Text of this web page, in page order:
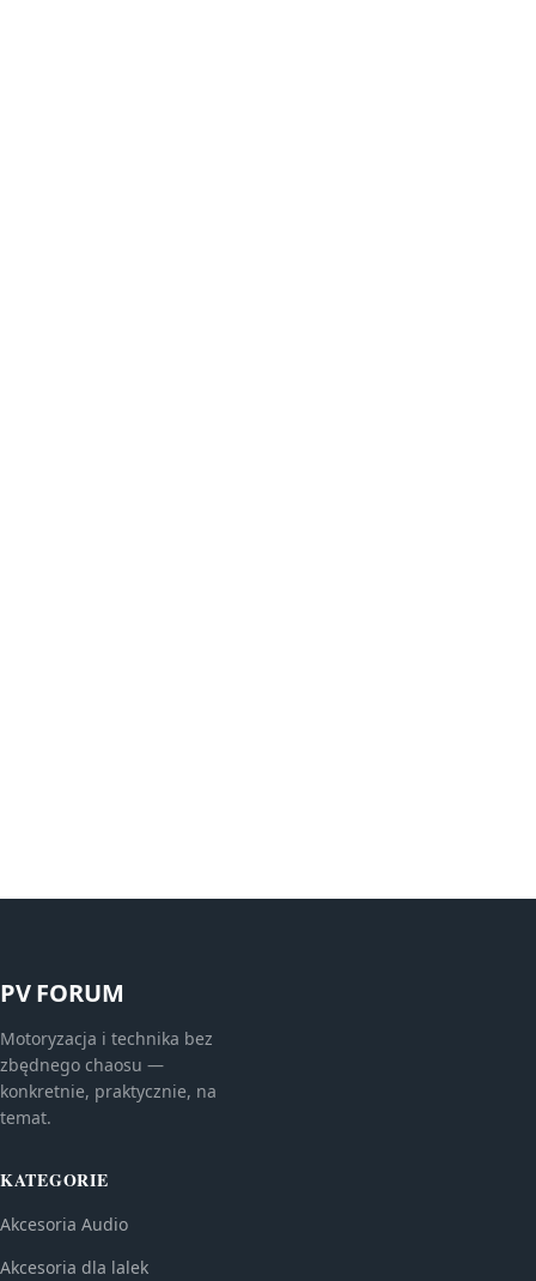
PV FORUM
Motoryzacja i technika bez
zbędnego chaosu —
konkretnie, praktycznie, na
temat.
KATEGORIE
Akcesoria Audio
Akcesoria dla lalek